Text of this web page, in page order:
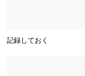
記録しておく